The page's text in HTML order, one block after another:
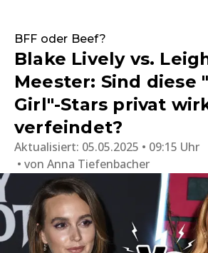
BFF oder Beef?
Blake Lively vs.
Meester: Sind diese
Girl"-Stars privat
verfeindet?
Aktualisiert: 05.05.2025 • 09:15 Uhr
von Anna Tiefenbacher